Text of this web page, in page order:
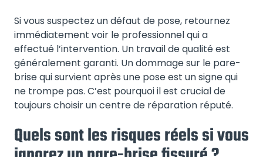
Si vous suspectez un défaut de pose, retournez
immédiatement voir le professionnel qui a
effectué l’intervention. Un travail de qualité est
généralement garanti. Un dommage sur le pare-
brise qui survient après une pose est un signe qui
ne trompe pas. C’est pourquoi il est crucial de
toujours choisir un centre de réparation réputé.
Quels sont les risques réels si vous